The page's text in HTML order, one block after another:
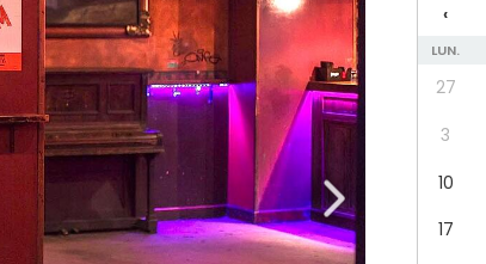
‹
LUN.
27
3
10
17